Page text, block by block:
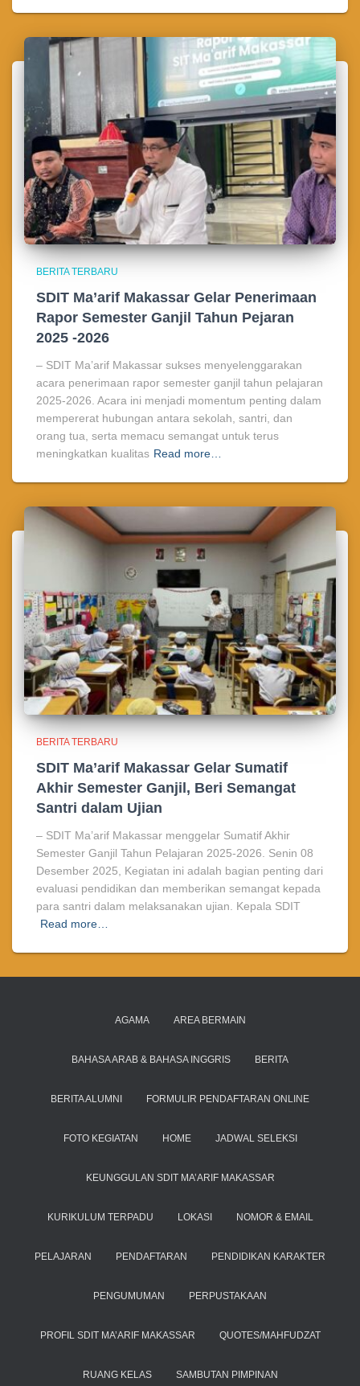
BERITA TERBARU
SDIT Ma’arif Makassar Gelar Penerimaan
Rapor Semester Ganjil Tahun Pejaran
2025 -2026
– SDIT Ma’arif Makassar sukses menyelenggarakan
acara penerimaan rapor semester ganjil tahun pelajaran
2025-2026. Acara ini menjadi momentum penting dalam
mempererat hubungan antara sekolah, santri, dan
orang tua, serta memacu semangat untuk terus
meningkatkan kualitas Read more…
BERITA TERBARU
SDIT Ma’arif Makassar Gelar Sumatif
Akhir Semester Ganjil, Beri Semangat
Santri dalam Ujian
– SDIT Ma’arif Makassar menggelar Sumatif Akhir
Semester Ganjil Tahun Pelajaran 2025-2026. Senin 08
Desember 2025, Kegiatan ini adalah bagian penting dari
evaluasi pendidikan dan memberikan semangat kepada
para santri dalam melaksanakan ujian. Kepala SDIT
Read more…
AGAMA AREA BERMAIN
BAHASA ARAB & BAHASA INGGRIS BERITA
BERITA ALUMNI FORMULIR PENDAFTARAN ONLINE
FOTO KEGIATAN HOME JADWAL SELEKSI
KEUNGGULAN SDIT MA’ARIF MAKASSAR
KURIKULUM TERPADU LOKASI NOMOR & EMAIL
PELAJARAN PENDAFTARAN PENDIDIKAN KARAKTER
PENGUMUMAN PERPUSTAKAAN
PROFIL SDIT MA’ARIF MAKASSAR QUOTES/MAHFUDZAT
RUANG KELAS SAMBUTAN PIMPINAN